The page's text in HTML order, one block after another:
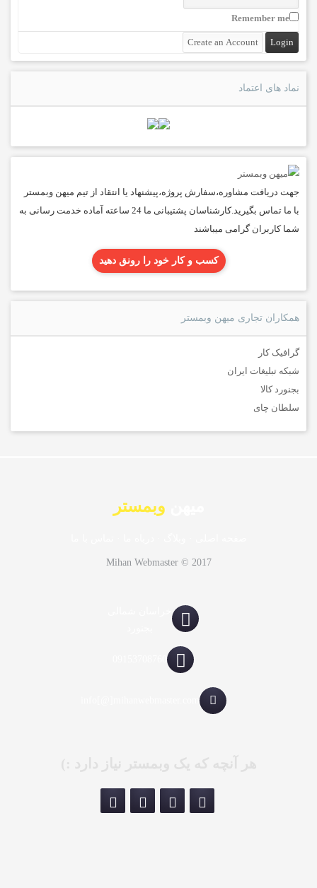
Remember me
نماد های اعتماد
جهت دریافت مشاوره،سفارش پروژه،پیشنهاد یا انتقاد از تیم میهن وبمستر
با ما تماس بگیرید.کارشناسان پشتیبانی ما 24 ساعته آماده خدمت رسانی به
شما کاربران گرامی میباشند
کسب و کار خود را رونق دهید
همکاران تجاری میهن وبمستر
گرافیک کار
شبکه تبلیغات ایران
بجنورد کالا
سلطان چای
وبمستر
Mihan Webmaster © 2017